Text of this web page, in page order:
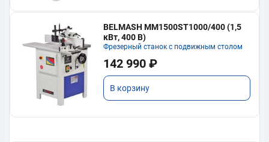
BELMASH MM1500ST1000/400 (1,5
кВт, 400 В)
Фрезерный станок с подвижным столом
142 990 ₽
В корзину